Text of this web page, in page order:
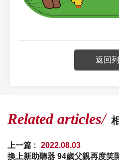
返回
Related articles
上一篇 :
2022.08.03
換上新助聽器 94歲父親再度笑